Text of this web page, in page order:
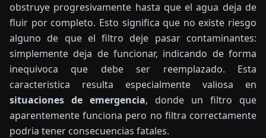
obstruye progresivamente hasta que el agua deja de
fluir por completo. Esto significa que no existe riesgo
alguno de que el filtro deje pasar contaminantes:
simplemente deja de funcionar, indicando de forma
inequivoca que debe ser reemplazado. Esta
caracteristica resulta especialmente valiosa en
situaciones de emergencia, donde un filtro que
aparentemente funciona pero no filtra correctamente
podria tener consecuencias fatales.